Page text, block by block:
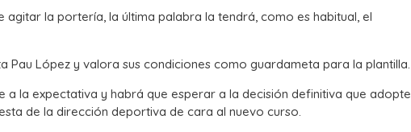
la portería, la última palabra la tendrá, como es habitual, el
Pau López y valora sus condiciones como guardameta para la plantilla.
a la expectativa y habrá que esperar a la decisión definitiva que adopte
de la dirección deportiva de cara al nuevo curso.